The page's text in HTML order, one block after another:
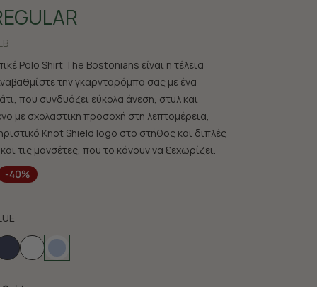
Polo Shirt The Bostonians είναι η τέλεια
την γκαρνταρόμπα σας με ένα
που συνδυάζει εύκολα άνεση, στυλ και
με σχολαστική προσοχή στη λεπτομέρεια,
Knot Shield logo στο στήθος και διπλές
τις μανσέτες, που το κάνουν να ξεχωρίζει.
-40%